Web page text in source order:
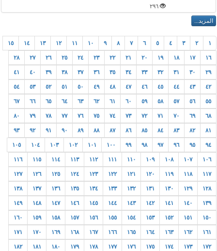
٢٩٦
١ ٢ ٣ ٤ ٥ ٦ ٧ ٨ ٩ ١٠ ١١ ١٢ ١٣ ١٤ ١٥
١٦ ١٧ ١٨ ١٩ ٢٠ ٢١ ٢٢ ٢٣ ٢٤ ٢٥ ٢٦ ٢٧ ٢٨
٢٩ ٣٠ ٣١ ٣٢ ٣٣ ٣٤ ٣٥ ٣٦ ٣٧ ٣٨ ٣٩ ٤٠ ٤١
٤٢ ٤٣ ٤٤ ٤٥ ٤٦ ٤٧ ٤٨ ٤٩ ٥٠ ٥١ ٥٢ ٥٣ ٥٤
٥٥ ٥٦ ٥٧ ٥٨ ٥٩ ٦٠ ٦١ ٦٢ ٦٣ ٦٤ ٦٥ ٦٦ ٦٧
٦٨ ٦٩ ٧٠ ٧١ ٧٢ ٧٣ ٧٤ ٧٥ ٧٦ ٧٧ ٧٨ ٧٩ ٨٠
٨١ ٨٢ ٨٣ ٨٤ ٨٥ ٨٦ ٨٧ ٨٨ ٨٩ ٩٠ ٩١ ٩٢ ٩٣
٩٤ ٩٥ ٩٦ ٩٧ ٩٨ ٩٩ ١٠٠ ١٠١ ١٠٢ ١٠٣ ١٠٤ ١٠٥
١٠٦ ١٠٧ ١٠٨ ١٠٩ ١١٠ ١١١ ١١٢ ١١٣ ١١٤ ١١٥ ١١٦
١١٧ ١١٨ ١١٩ ١٢٠ ١٢١ ١٢٢ ١٢٣ ١٢٤ ١٢٥ ١٢٦ ١٢٧
١٢٨ ١٢٩ ١٣٠ ١٣١ ١٣٢ ١٣٣ ١٣٤ ١٣٥ ١٣٦ ١٣٧ ١٣٨
١٣٩ ١٤٠ ١٤١ ١٤٢ ١٤٣ ١٤٤ ١٤٥ ١٤٦ ١٤٧ ١٤٨ ١٤٩
١٥٠ ١٥١ ١٥٢ ١٥٣ ١٥٤ ١٥٥ ١٥٦ ١٥٧ ١٥٨ ١٥٩ ١٦٠
١٦١ ١٦٢ ١٦٣ ١٦٤ ١٦٥ ١٦٦ ١٦٧ ١٦٨ ١٦٩ ١٧٠ ١٧١
١٧٢ ١٧٣ ١٧٤ ١٧٥ ١٧٦ ١٧٧ ١٧٨ ١٧٩ ١٨٠ ١٨١ ١٨٢